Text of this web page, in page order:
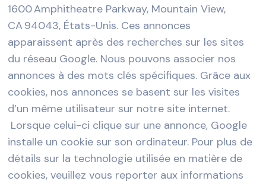
1600 Amphitheatre Parkway, Mountain View,
CA 94043, États-Unis. Ces annonces
apparaissent après des recherches sur les sites
du réseau Google. Nous pouvons associer nos
annonces à des mots clés spécifiques. Grâce aux
cookies, nos annonces se basent sur les visites
d’un même utilisateur sur notre site internet.
Lorsque celui-ci clique sur une annonce, Google
installe un cookie sur son ordinateur. Pour plus de
détails sur la technologie utilisée en matière de
cookies, veuillez vous reporter aux informations